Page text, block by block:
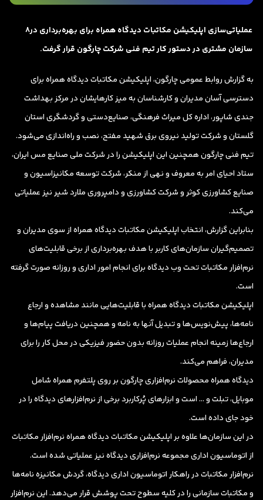
عملیاتی‌سازی اپلیکیشن مکاتبات دیدگاه همراه
برای بهره‌برداری در8
سازمان مشتری در دستور کار تیم فنی شرکت چارگون قرار گرفت.
به گزارش روابط عمومی چارگون، اپلیکیشن مکاتبات دیدگاه همراه برای
دسترسی آسان مدیران و کارشناسان به میز کارهایشان در مرکز بهداشت
جندی شاپور، اداره کل میراث فرهنگی، صنایع‌دستی و گردشگری استان
گلستان و شرکت تولید نیروی برق شهید مفتح، نصب و راه‌اندازی می‌شود.
تیم فنی چارگون همچنین این اپلیکیشن را در شرکت ملی صنایع مس ایران،
ستاد احیای امر به معروف و نهی از منکر، شرکت توسعه مکانیزاسیون و
صنایع کشاورزی کوثر و شرکت کشاورزی و دامپروری ملارد شیر نیز عملیاتی
می‌کند.
بنابراین گزارش، انتخاب اپلیکیشن مکاتبات دیدگاه همراه از سوی مدیران و
تصمیم‌گیران سازمان‌های کاربر با هدف بهره‌برداری از برخی قابلیت‌های
نرم‌افزار مکاتبات تحت وب دیدگاه برای انجام امور اداری و روزانه صورت گرفته
است.
اپلیکیشن مکاتبات دیدگاه همراه با قابلیت‌هایی مانند مشاهده و ارجاع
نامه‌ها، پیش‌نویس‌ها و تبدیل آنها به نامه و همچنین دریافت پیام‌ها و
ارجاع‌ها زمینه انجام عملیات روزانه بدون حضور فیزیکی در محل کار را برای
مدیران، فراهم می‌کند.
دیدگاه همراه محصولات نرم‌افزاری چارگون بر روی پلتفرم همراه شامل
موبایل، تبلت و … است و ابزارهای پُرکاربرد برخی از نرم‌افزارهای دیدگاه را در
خود جای داده است.
در این سازمان‌ها علاوه بر اپلیکیشن مکاتبات دیدگاه همراه نرم‌افزار مکاتبات
از اتوماسیون اداری مجموعه نرم‌افزاری دیدگاه نیز عملیاتی شده است.
نرم‌افزار مکاتبات در راهکار اتوماسیون اداری دیدگاه، گردش مکانیزه نامه‌ها
و مکاتبات سازمانی را در کلیه سطوح تحت پوشش قرار می‌دهد. این نرم‌افزار